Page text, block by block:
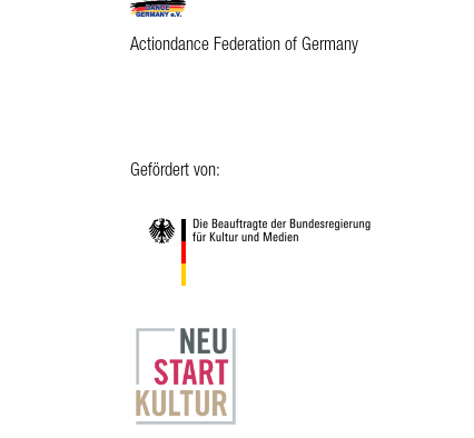
Actiondance Federation of Germany
Gefördert von: